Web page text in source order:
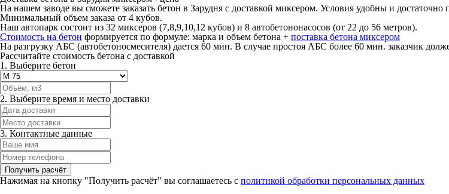
На нашем заводе вы сможете заказать бетон в Зарудня с доставкой миксером. Условия удобны и
Минимальный объем заказа от 4 кубов.
Наш автопарк состоит из 32 миксеров (7,8,9,10,12 кубов) и 8 автобетононасосов (от 22 до 56 метров).
Стоимость на бетон формируется по формуле: марка и объем бетона + поставка бетона миксером
На разгрузку АБС (автобетоносмесителя) дается 60 мин. В случае простоя АБС более 60 мин. заказчик
Рассчитайте стоимость бетона с доставкой
1. Выберите бетон
2. Выберите время и место доставки
3. Контактные данные
Нажимая на кнопку "Получить расчёт" вы соглашаетесь с политикой обработки персональных данных